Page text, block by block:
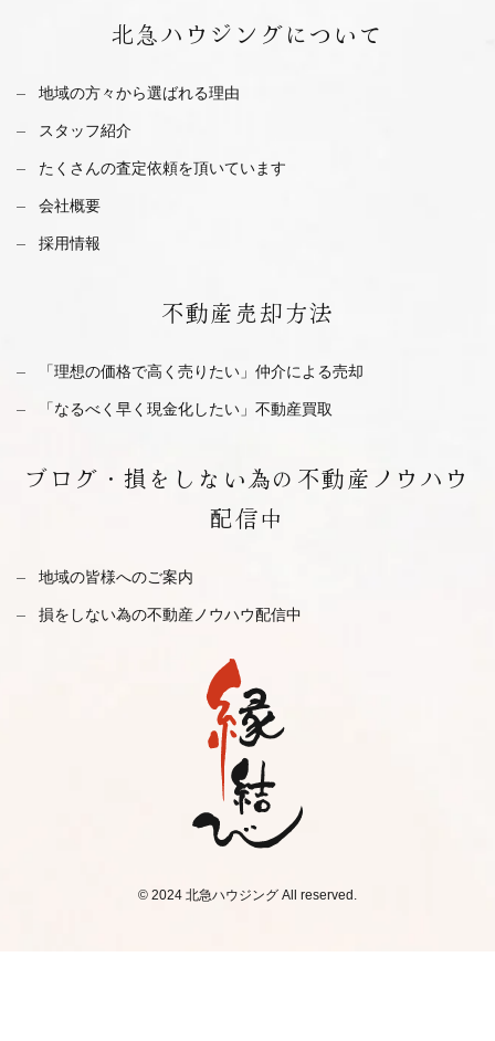
北急ハウジングについて
地域の方々から選ばれる理由
スタッフ紹介
たくさんの査定依頼を頂いています
会社概要
採用情報
不動産 売却方法
「理想の価格で高く売りたい」仲介による売却
「なるべく早く現金化したい」不動産買取
ブログ・ 損をしない為の不動産ノウハウ
配信中
地域の皆様へのご案内
損をしない為の不動産ノウハウ配信中
© 2024 北急ハウジング All reserved.